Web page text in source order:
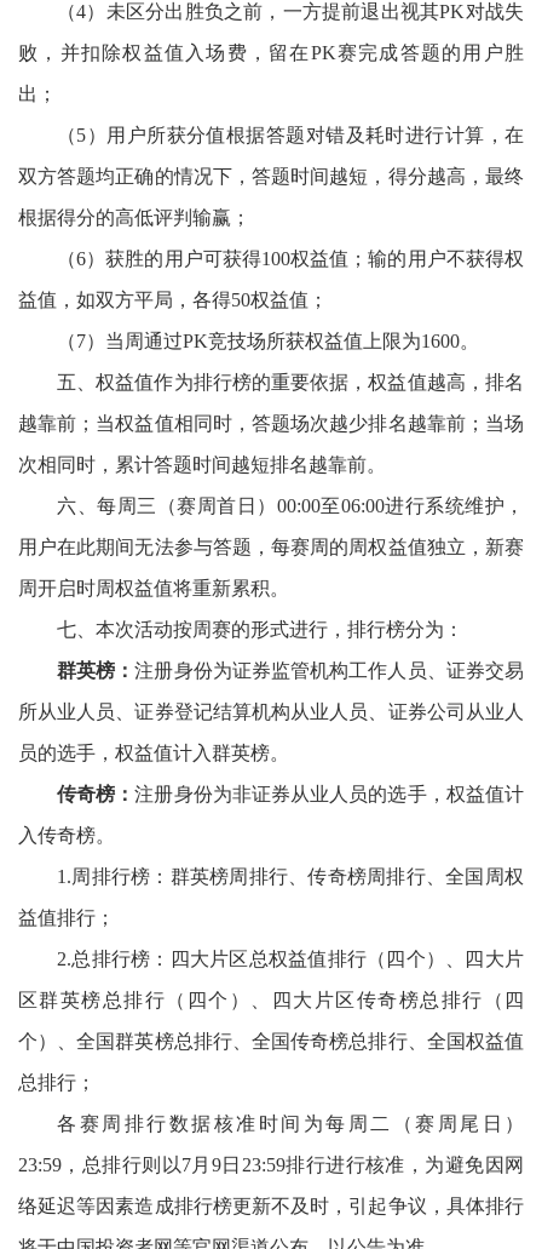
（4）未区分出胜负之前，一方提前退出视其PK对战失
败，并扣除权益值入场费，留在PK赛完成答题的用户胜
出；
（5） 用户所获分值根据答题对错及耗时进行计算 ，在
双方答题均正确的情况下，答题时间越短，得分越高， 最终
根据得分的高低评判输赢；
（6）获胜的用户可获得100权益值；输的用户不获得权
益值，如双方平局，各得50权益值；
（7）当周通过PK竞技场所获权益值上限为1600。
五、权益值作为排行榜的重要依据，权益值越高，排名
越靠前；当权益值相同时，答题场次越少排名越靠前；当场
次相同时，累计答题时间越短排名越靠前。
六、每周三（赛周首日） 00:00至06:00进行系统维护，
用户在此期间无法参与答题，每赛周的周权益值独立，新赛
周开启时周权益值将重新累积。
七、本次活动按周赛的形式进行，排行榜分为：
群英榜：注册身份为证券监管机构工作人员、证券交易
所从业人员、证券登记结算机构从业人员、证券公司从业人
员的选手，权益值计入群英榜。
传奇榜：注册身份为非证券从业人员的选手，权益值计
入传奇榜。
1.周排行榜：群英榜周排行、传奇榜周排行、全国周权
益值排行；
2.总排行榜：四大片区总权益值排行（四个）、四大片
区群英榜总排行（四个）、四大片区传奇榜总排行（四
个）
、全国群英榜总排行、全国传奇榜总排行、全国权益值
总排行；
各赛周排行数据核准时间为每周二（ 赛周尾日 ）
23:59，总排行则以7月9日23:59排行进行核准，为避免因网
络延迟等因素造成排行榜更新不及时，引起争议，具体排行